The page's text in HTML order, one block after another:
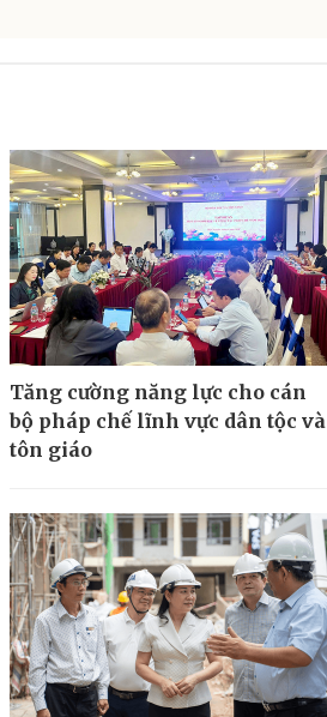
Tăng cường năng lực cho cán
bộ pháp chế lĩnh vực dân tộc và
tôn giáo